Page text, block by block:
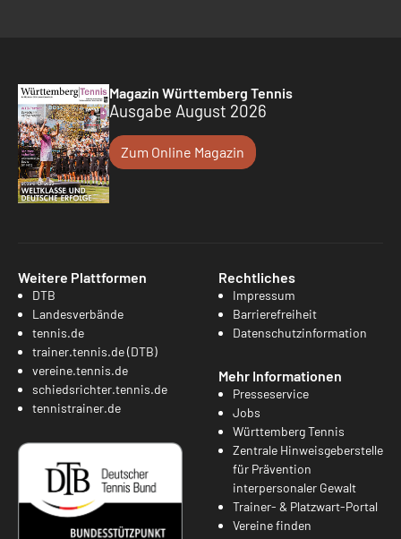
Magazin Württemberg Tennis
Ausgabe August 2026
Zum Online Magazin
Weitere Plattformen
DTB
Landesverbände
tennis.de
trainer.tennis.de (DTB)
vereine.tennis.de
schiedsrichter.tennis.de
tennistrainer.de
Rechtliches
Impressum
Barrierefreiheit
Datenschutzinformation
Mehr Informationen
Presseservice
Jobs
Württemberg Tennis
Zentrale Hinweisgeberstelle
für Prävention
interpersonaler Gewalt
Trainer- & Platzwart-Portal
Vereine finden